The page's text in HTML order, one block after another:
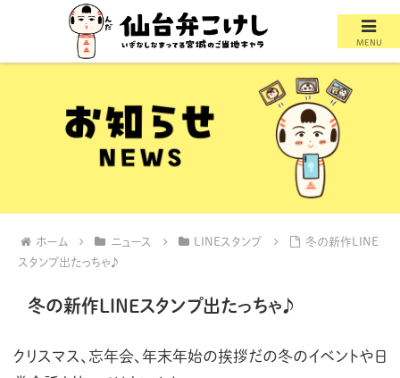
ホーム ニュース LINEスタンプ
冬の新作LINE
スタンプ出たっちゃ♪
冬の新作LINEスタンプ出たっちゃ♪
クリスマス、忘年会、年末年始の挨拶だの冬のイベントや日
MENU